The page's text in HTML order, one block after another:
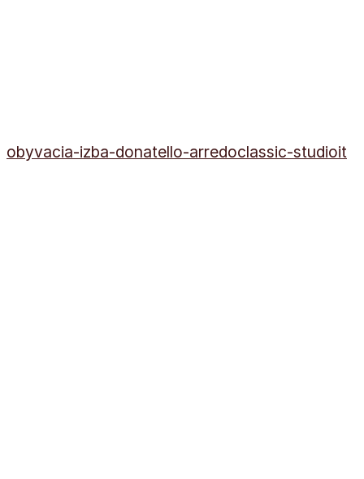
obyvacia-izba-donatello-arredoclassic-studioit